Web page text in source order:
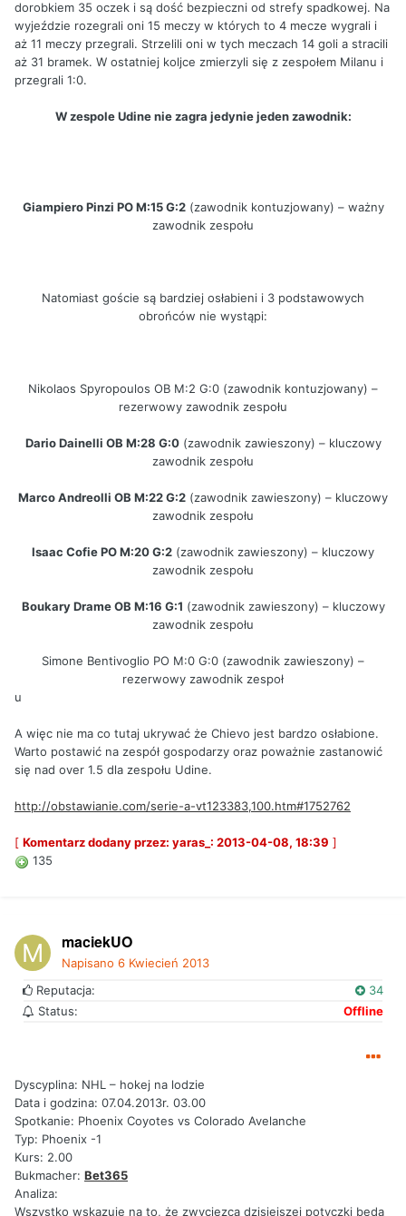
dorobkiem 35 oczek i są dość bezpieczni od strefy spadkowej. Na
wyjeździe rozegrali oni 15 meczy w których to 4 mecze wygrali i
aż 11 meczy przegrali. Strzelili oni w tych meczach 14 goli a stracili
aż 31 bramek. W ostatniej koljce zmierzyli się z zespołem Milanu i
przegrali 1:0.
W zespole Udine nie zagra jedynie jeden zawodnik:
Giampiero Pinzi PO M:15 G:2(zawodnik kontuzjowany) – ważny
zawodnik zespołu
Natomiast goście są bardziej osłabieni i 3 podstawowych
obrońców nie wystąpi:
Nikolaos Spyropoulos OB M:2 G:0 (zawodnik kontuzjowany) –
rezerwowy zawodnik zespołu
Dario Dainelli OB M:28 G:0(zawodnik zawieszony) – kluczowy
zawodnik zespołu
Marco Andreolli OB M:22 G:2 (zawodnik zawieszony) – kluczowy
zawodnik zespołu
Isaac Cofie PO M:20 G:2 (zawodnik zawieszony) – kluczowy
zawodnik zespołu
Boukary Drame OB M:16 G:1 (zawodnik zawieszony) – kluczowy
zawodnik zespołu
Simone Bentivoglio PO M:0 G:0 (zawodnik zawieszony) –
rezerwowy zawodnik zespoł
u
A więc nie ma co tutaj ukrywać że Chievo jest bardzo osłabione.
Warto postawić na zespół gospodarzy oraz poważnie zastanowić
się nad over 1.5 dla zespołu Udine.
http://obstawianie.com/serie-a-vt123383,100.htm#1752762
[ Komentarz dodany przez: yaras_: 2013-04-08, 18:39 ]
135
maciekUO
Napisano 6 Kwiecień 2013
Reputacja:
34
Status:
Offline
Dyscyplina: NHL – hokej na lodzie
Data i godzina: 07.04.2013r. 03.00
Spotkanie: Phoenix Coyotes vs Colorado Avelanche
Typ: Phoenix -1
Kurs: 2.00
Bukmacher: Bet365
Analiza:
Wszystko wskazuje na to, że zwycięzcą dzisiejszej potyczki będą